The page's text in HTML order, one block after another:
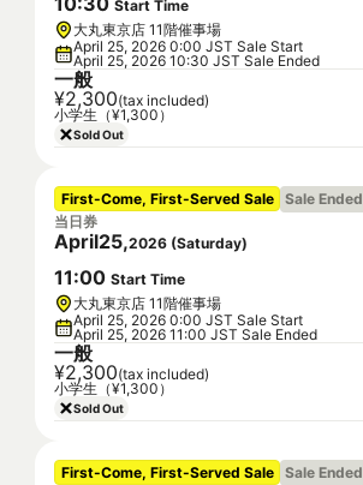
Start Time
大丸東京店 11階催事場
April 25, 2026 0:00 JST Sale Start
April 25, 2026 10:30 JST Sale Ended
一般
¥2,300(tax included)
小学生（¥1,300）
Sold Out
First-Come, First-Served Sale Sale Ended
当日券
April25,2026 (Saturday)
11:00 Start Time
大丸東京店 11階催事場
April 25, 2026 0:00 JST Sale Start
April 25, 2026 11:00 JST Sale Ended
一般
¥2,300(tax included)
小学生（¥1,300）
Sold Out
First-Come, First-Served Sale Sale Ended